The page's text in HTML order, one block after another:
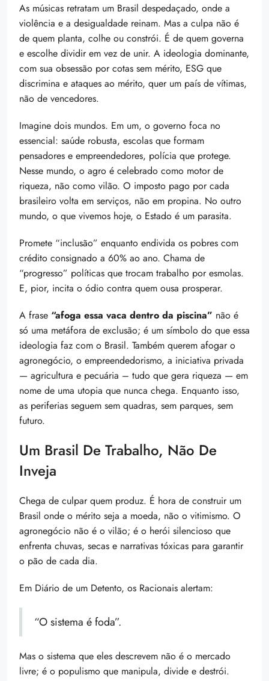
As músicas retratam um Brasil despedaçado, onde a
violência e a desigualdade reinam. Mas a culpa não é
de quem planta, colhe ou constrói. É de quem governa
e escolhe dividir em vez de unir. A ideologia dominante,
com sua obsessão por cotas sem mérito, ESG que
discrimina e ataques ao mérito, quer um país de vítimas,
não de vencedores.
Imagine dois mundos. Em um, o governo foca no
essencial: saúde robusta, escolas que formam
pensadores e empreendedores, polícia que protege.
Nesse mundo, o agro é celebrado como motor de
riqueza, não como vilão. O imposto pago por cada
brasileiro volta em serviços, não em propina. No outro
mundo, o que vivemos hoje, o Estado é um parasita.
Promete “inclusão” enquanto endivida os pobres com
crédito consignado a 60% ao ano. Chama de
“progresso” políticas que trocam trabalho por esmolas.
E, pior, incita o ódio contra quem ousa prosperar.
A frase “afoga essa vaca dentro da piscina” não é
só uma metáfora de exclusão; é um símbolo do que essa
ideologia faz com o Brasil. Também querem afogar o
agronegócio, o empreendedorismo, a iniciativa privada
— agricultura e pecuária – tudo que gera riqueza — em
nome de uma utopia que nunca chega. Enquanto isso,
as periferias seguem sem quadras, sem parques, sem
futuro.
Um Brasil De Trabalho, Não De
Inveja
Chega de culpar quem produz. É hora de construir um
Brasil onde o mérito seja a moeda, não o vitimismo. O
agronegócio não é o vilão; é o herói silencioso que
enfrenta chuvas, secas e narrativas tóxicas para garantir
o pão de cada dia.
Em Diário de um Detento, os Racionais alertam:
“O sistema é foda”.
Mas o sistema que eles descrevem não é o mercado
livre; é o populismo que manipula, divide e destrói.